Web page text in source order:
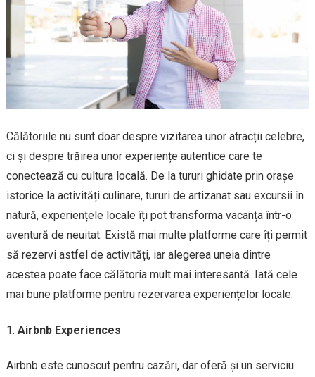
Călătoriile nu sunt doar despre vizitarea unor atracții celebre,
ci și despre trăirea unor experiențe autentice care te
conectează cu cultura locală. De la tururi ghidate prin orașe
istorice la activități culinare, tururi de artizanat sau excursii în
natură, experiențele locale îți pot transforma vacanța într-o
aventură de neuitat. Există mai multe platforme care îți permit
să rezervi astfel de activități, iar alegerea uneia dintre
acestea poate face călătoria mult mai interesantă. Iată cele
mai bune platforme pentru rezervarea experiențelor locale.
Airbnb Experiences
Airbnb este cunoscut pentru cazări, dar oferă și un serviciu